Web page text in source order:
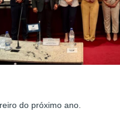
do próximo ano.